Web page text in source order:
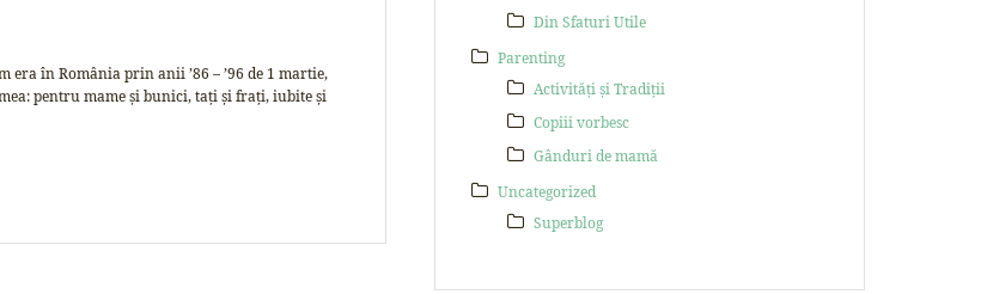
în România prin anii ’86 – ’96 de 1 martie,
pentru mame şi bunici, taţi şi fraţi, iubite şi
Din Sfaturi Utile
Parenting
Activități și Tradiții
Copiii vorbesc
Gânduri de mamă
Uncategorized
Superblog